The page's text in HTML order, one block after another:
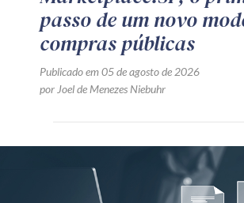
passo de um novo
compras públicas
Publicado em 05 de agosto de 2026
por Joel de Menezes Niebuhr